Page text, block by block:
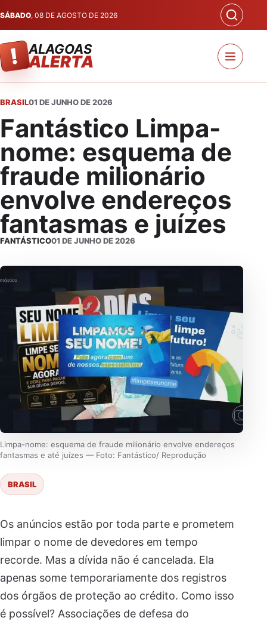
SÁBADO, 08 DE AGOSTO DE 2026
! ALAGOAS
ALERTA
BRASIL01 DE JUNHO DE 2026
Fantástico Limpa-
nome: esquema de
fraude milionário
envolve endereços
fantasmas e juízes
FANTÁSTICO01 DE JUNHO DE 2026
Limpa-nome: esquema de fraude milionário envolve endereços
fantasmas e até juízes — Foto: Fantástico/ Reprodução
BRASIL
Os anúncios estão por toda parte e prometem
limpar o nome de devedores em tempo
recorde. Mas a dívida não é cancelada. Ela
apenas some temporariamente dos registros
dos órgãos de proteção ao crédito. Como isso
é possível? Associações de defesa do